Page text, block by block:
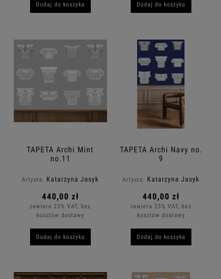
Dodaj do koszyka Dodaj do koszyka
TAPETA Archi Mint
no.11
Artysta: Katarzyna Jasyk
440,00 zł
zawiera 23% VAT, bez
kosztów dostawy
Dodaj do koszyka
TAPETA Archi Navy no.
9
Artysta: Katarzyna Jasyk
440,00 zł
zawiera 23% VAT, bez
kosztów dostawy
Dodaj do koszyka